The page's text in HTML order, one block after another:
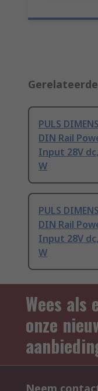
PULS
DIN Rail
Input 28V
W
PULS
DIN Rail
Input 28V
W
Wees als
onze